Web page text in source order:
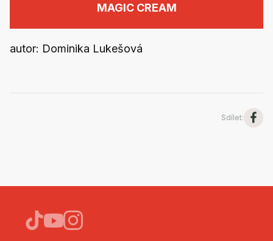
MAGIC CREAM
autor: Dominika Lukešová
Sdílet: